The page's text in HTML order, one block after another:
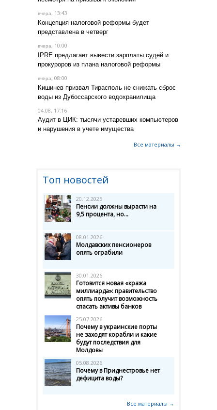
вчера, 13:43
Концепция налоговой реформы будет
представлена в четверг
вчера, 10:00
IPRE предлагает вывести зарплаты судей и
прокуроров из плана налоговой реформы
вчера, 08:00
Кишинев призвал Тирасполь не снижать сброс
воды из Дубоссарского водохранилища
04.08, 17:16
Аудит в ЦИК: тысячи устаревших компьютеров
и нарушения в учете имущества
Все материалы →
Топ новостей
20.12.2025
Пенсии должны вырасти на
9,5 процента, но...
08.01.2026
Молдавских пенсионеров
опять ограбили
30.01.2026
Готовится новая «кража
миллиарда»: правительство
опять получит возможность
спасать активы банков
25.07.2026
Почему в украинские порты
не заходят корабли и какие
будут последствия для
Молдовы
05.08.2026
Почему в Приднестровье нет
дефицита воды?
Все материалы →